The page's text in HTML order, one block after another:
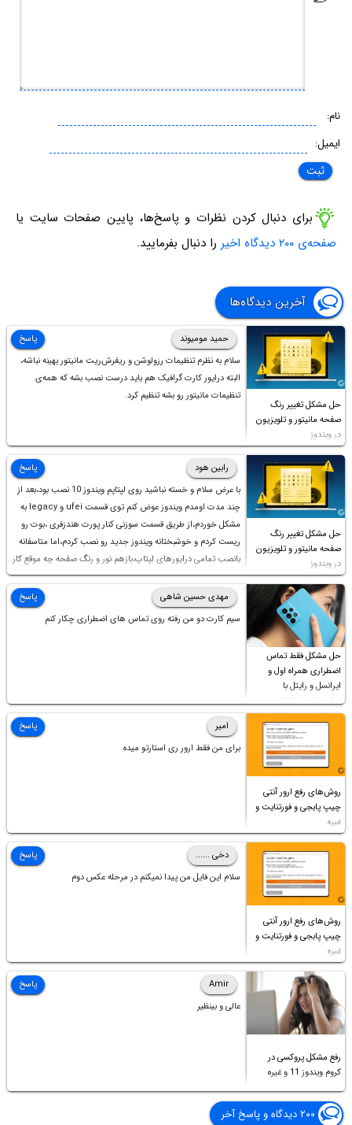
نام:
ایمیل:
برای دنبال کردن نظرات و پاسخ‌ها، پایین صفحات سایت یا
صفحه‌ی ۲۰۰ دیدگاه اخیر
را دنبال بفرمایید.
آخرین دیدگاه‌ها
حل مشکل تغییر رنگ
صفحه مانیتور و تلویزیون
در ویندوز
حمید مومیوند
سلام به نظرم تنظیمات رزولوشن و ریفرش‌ریت مانیتور بهینه نباشه،
البته درایور کارت گرافیک هم باید درست نصب بشه که همه‌ی
تنظیمات مانیتور رو بشه تنظیم کرد.
پاسخ
حل مشکل تغییر رنگ
صفحه مانیتور و تلویزیون
در ویندوز
رابین هود
با عرض سلام و خسته نباشید روی لپتاپم ویندوز 10 نصب بود،بعد از
چند مدت اومدم ویندوز عوض کنم توی قسمت ufei و legacy به
مشکل خوردم،از طریق قسمت سوزنی کنار پورت هندزفری ،بوت رو
ریست کردم و خوشبختانه ویندوز جدید رو نصب کردم،اما متاسفانه
بانصب تمامی درایورهای لپتاپ،بازهم نور و رنگ صفحه چه موقع کار
چه موقع پخش فیلم مثل سابق نیست(نور زیاده و بی کیفیت)،با
ابدیت کردن کارت گرافیک،کالیبره کردن و غیره هم نور و رنگ درست
نشد (انگار تصویر ماته)، خواهشمند است راهنمایی فرمایید باتشکر
پاسخ
حل مشکل فقط تماس
اضطراری همراه اول و
ایرانسل و رایتل با
روش‌های مختلف
مهدی حسین شاهی
سیم کارت دو من رفته روی تماس های اضطراری چکار کنم
پاسخ
روش‌های رفع ارور آنتی
چیپ پابجی و فورتنایت و
غیره
امیر
برای من فقط ارور ری استارتو میده
پاسخ
روش‌های رفع ارور آنتی
چیپ پابجی و فورتنایت و
غیره
دخی ......
سلام این فایل من پیدا نمیکنم در مرحله عکس دوم
پاسخ
رفع مشکل پروکسی در
کروم ویندوز 11 و غیره
Amir
عالی و بینظیر
پاسخ
۲۰۰ دیدگاه و پاسخ آخر